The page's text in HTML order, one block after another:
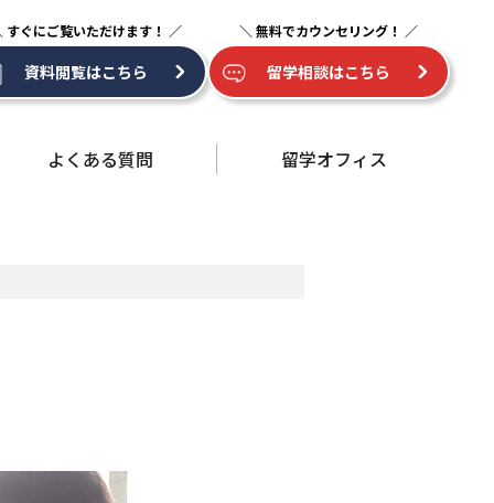
資料閲覧はこちら 留学相談はこちら
よくある質問 留学オフィス